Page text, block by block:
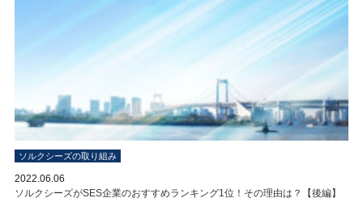
ソルクシーズの取り組み
2022.06.06
ソルクシーズがSES企業のおすすめランキング1位！その理由は？【後編】